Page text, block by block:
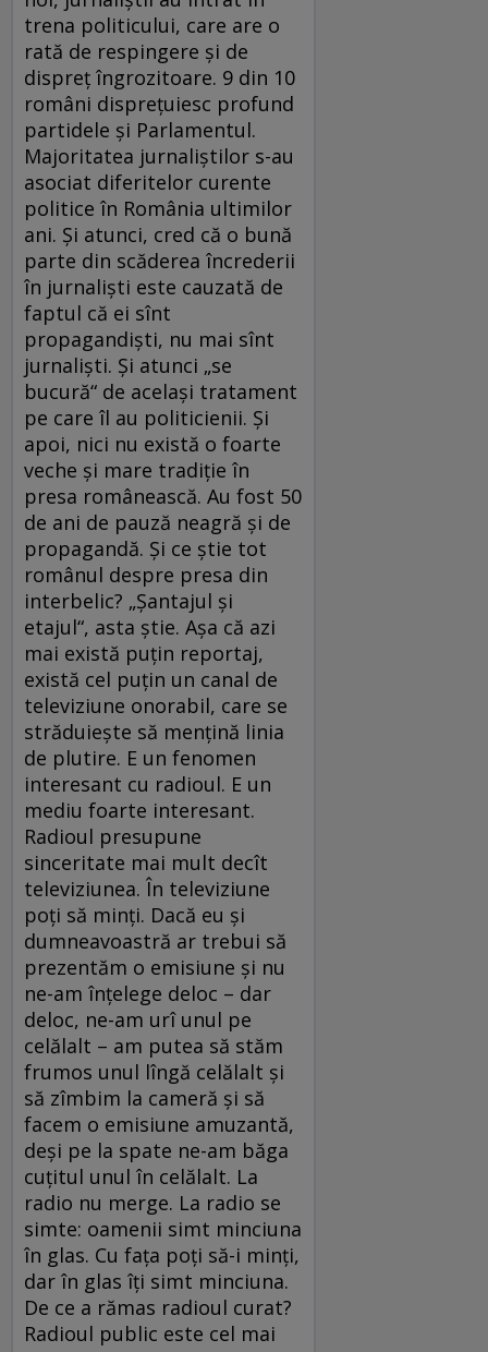
trena politicului, care are o
rată de respingere și de
dispreț îngrozitoare. 9 din 10
români disprețuiesc profund
partidele și Parlamentul.
Majoritatea jurnaliștilor s-au
asociat diferitelor curente
politice în România ultimilor
ani. Și atunci, cred că o bună
parte din scăderea încrederii
în jurnaliști este cauzată de
faptul că ei sînt
propagandiști, nu mai sînt
jurnaliști. Și atunci „se
bucură“ de același tratament
pe care îl au politicienii. Și
apoi, nici nu există o foarte
veche și mare tradiție în
presa românească. Au fost 50
de ani de pauză neagră și de
propagandă. Și ce știe tot
românul despre presa din
interbelic? „Șantajul și
etajul“, asta știe. Așa că azi
mai există puțin reportaj,
există cel puțin un canal de
televiziune onorabil, care se
străduiește să mențină linia
de plutire. E un fenomen
interesant cu radioul. E un
mediu foarte interesant.
Radioul presupune
sinceritate mai mult decît
televiziunea. În televiziune
poți să minți. Dacă eu și
dumneavoastră ar trebui să
prezentăm o emisiune și nu
ne-am înțelege deloc – dar
deloc, ne-am urî unul pe
celălalt – am putea să stăm
frumos unul lîngă celălalt și
să zîmbim la cameră și să
facem o emisiune amuzantă,
deși pe la spate ne-am băga
cuțitul unul în celălalt. La
radio nu merge. La radio se
simte: oamenii simt minciuna
în glas. Cu fața poți să-i minți,
dar în glas îți simt minciuna.
De ce a rămas radioul curat?
Radioul public este cel mai